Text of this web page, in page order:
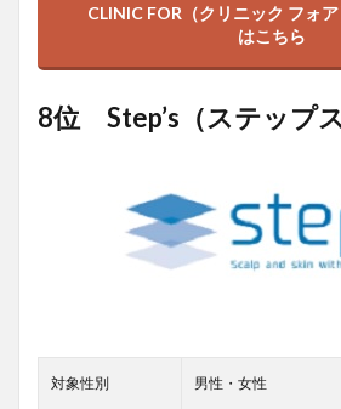
CLINIC FOR（クリニック フォ
はこちら
8位 Step’s（ステップス
対象性別 男性・女性